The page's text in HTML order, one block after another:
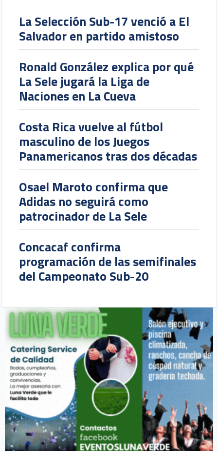
La Selección Sub-17 venció a El
Salvador en partido amistoso
Ronald González explica por qué
La Sele jugará la Liga de
Naciones en La Cueva
Costa Rica vuelve al fútbol
masculino de los Juegos
Panamericanos tras dos décadas
Osael Maroto confirma que
Adidas no seguirá como
patrocinador de La Sele
Concacaf confirma
programación de las semifinales
del Campeonato Sub-20